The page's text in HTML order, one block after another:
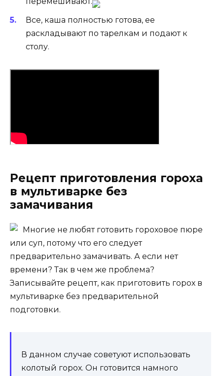
Все, каша полностью готова, ее
раскладывают по тарелкам и подают к
столу.
Рецепт приготовления гороха
в мультиварке без
замачивания
Многие не любят готовить гороховое пюре
или суп, потому что его следует
предварительно замачивать. А если нет
времени? Так в чем же проблема?
Записывайте рецепт, как приготовить горох в
мультиварке без предварительной
подготовки.
В данном случае советуют использовать
колотый горох. Он готовится намного